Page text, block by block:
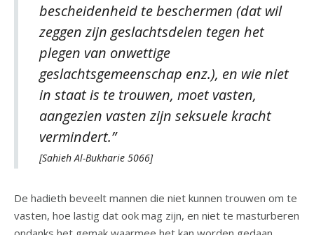
bescheidenheid te beschermen (dat wil
zeggen zijn geslachtsdelen tegen het
plegen van onwettige
geslachtsgemeenschap enz.), en wie niet
in staat is te trouwen, moet vasten,
aangezien vasten zijn seksuele kracht
vermindert.”
[Sahieh Al-Bukharie 5066]
De hadieth beveelt mannen die niet kunnen trouwen om te
vasten, hoe lastig dat ook mag zijn, en niet te masturberen